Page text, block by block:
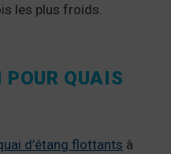
les plus froids.
POUR QUAIS
d’étang flottants à